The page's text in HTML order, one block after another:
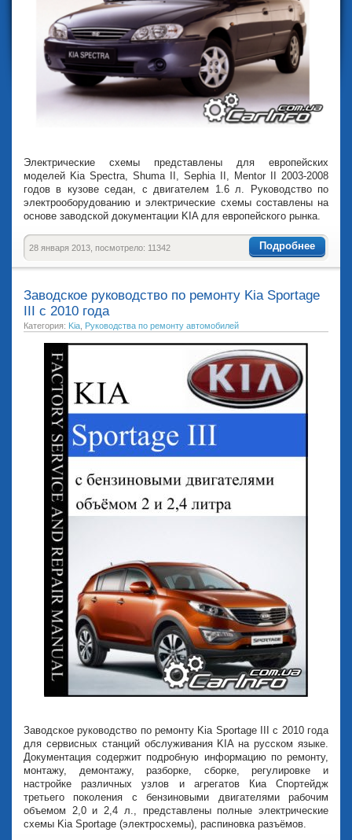
Электрические схемы представлены для европейских
моделей Kia Spectra, Shuma II, Sephia II, Mentor II 2003-2008
годов в кузове седан, с двигателем 1.6 л. Руководство по
электрооборудованию и электрические схемы составлены на
основе заводской документации KIA для европейского рынка.
Подробнее
28 января 2013, посмотрело: 11342
Заводское руководство по ремонту Kia Sportage
III с 2010 года
Категория: Kia Руководства по ремонту автомобилей
Заводское руководство по ремонту Kia Sportage III с 2010 года
для сервисных станций обслуживания KIA на русском языке.
Документация содержит подробную информацию по ремонту,
монтажу, демонтажу, разборке, сборке, регулировке и
настройке различных узлов и агрегатов Киа Спортейдж
третьего поколения с бензиновыми двигателями рабочим
объемом 2,0 и 2,4 л., представлены полные электрические
схемы Kia Sportage (электросхемы), распиновка разъёмов.